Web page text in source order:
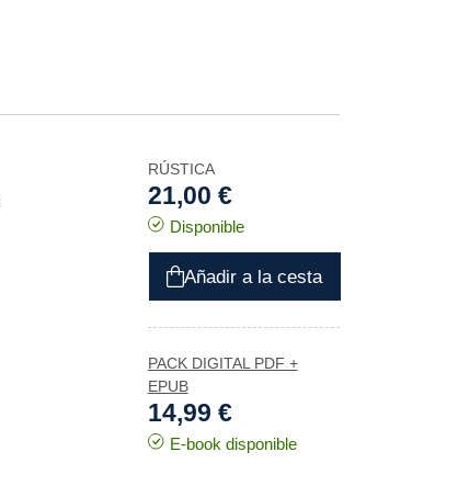
RÚSTICA
21,00 €
Disponible
Añadir a la cesta
PACK DIGITAL PDF +
EPUB
14,99 €
E-book disponible